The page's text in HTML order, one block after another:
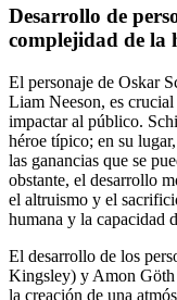
Desarrollo de
complejidad de la
El personaje de Oskar
Liam Neeson, es
impactar al público.
héroe típico; en su
las ganancias que se
obstante, el desarrollo
el altruismo y el
humana y la capacidad
El desarrollo de los
Kingsley) y Amon Göth
la creación de una